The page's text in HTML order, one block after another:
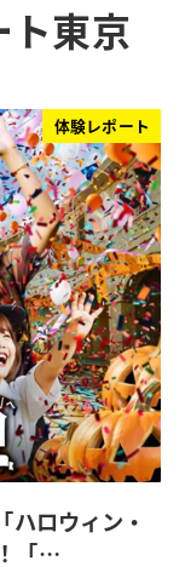
ト東京
体験レポート
ロウィン・
「…